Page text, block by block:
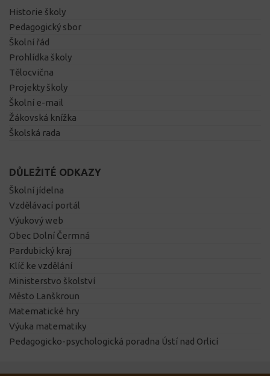
Historie školy
Pedagogický sbor
Školní řád
Prohlídka školy
Tělocvična
Projekty školy
Školní e-mail
Žákovská knížka
Školská rada
DŮLEŽITÉ ODKAZY
Školní jídelna
Vzdělávací portál
Výukový web
Obec Dolní Čermná
Pardubický kraj
Klíč ke vzdělání
Ministerstvo školství
Město Lanškroun
Matematické hry
Výuka matematiky
Pedagogicko-psychologická poradna Ústí nad Orlicí